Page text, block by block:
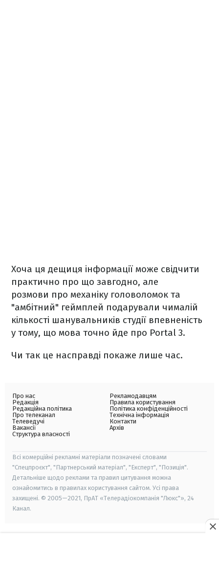
Хоча ця дещиця інформації може свідчити
практично про що завгодно, але
розмови про механіку головоломок та
"амбітний" геймплей подарували чималій
кількості шанувальників студії впевненість
у тому, що мова точно йде про Portal 3.
Чи так це насправді покаже лише час.
Про нас
Редакція
Редакційна політика
Про телеканал
Телеведучі
Вакансії
Структура власності
Рекламодавцям
Правила користування
Політика конфіденційності
Технічна інформація
Контакти
Архів
Всі комерційні рекламні матеріали позначені словами
"Спецпроєкт", "Партнерський матеріал", "Експерт", "Позиція".
Детальніше щодо реклами та правил цитування можна
ознайомитись в правилах користування сайтом. Усі права
захищені. © 2005—2021, ПрАТ «Телерадіокомпанія "Люкс"», 24
Канал.